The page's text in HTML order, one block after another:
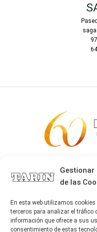
Gestionar
de las
En esta web utilizamos
terceros para analizar el tráfico
información que ofrece a sus
consentimiento de estas
Alta